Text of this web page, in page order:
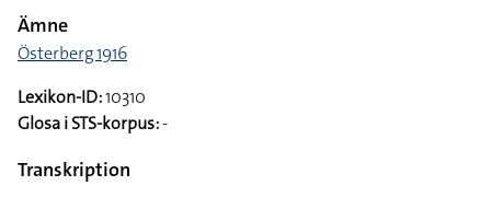
Ämne
Österberg 1916
Lexikon-ID:10310
Glosa i STS-korpus:-
Transkription